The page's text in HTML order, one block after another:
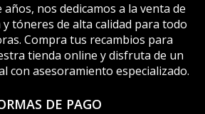
años, nos dedicamos a la venta de
tóneres de alta calidad para todo
Compra tus recambios para
tienda online y disfruta de un
con asesoramiento especializado.
DE PAGO